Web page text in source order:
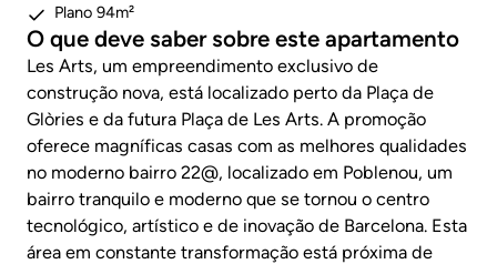
Plano 94m²
O que deve saber sobre este apartamento
Les Arts, um empreendimento exclusivo de
construção nova, está localizado perto da Plaça de
Glòries e da futura Plaça de Les Arts. A promoção
oferece magníficas casas com as melhores qualidades
no moderno bairro 22@, localizado em Poblenou, um
bairro tranquilo e moderno que se tornou o centro
tecnológico, artístico e de inovação de Barcelona. Esta
área em constante transformação está próxima de